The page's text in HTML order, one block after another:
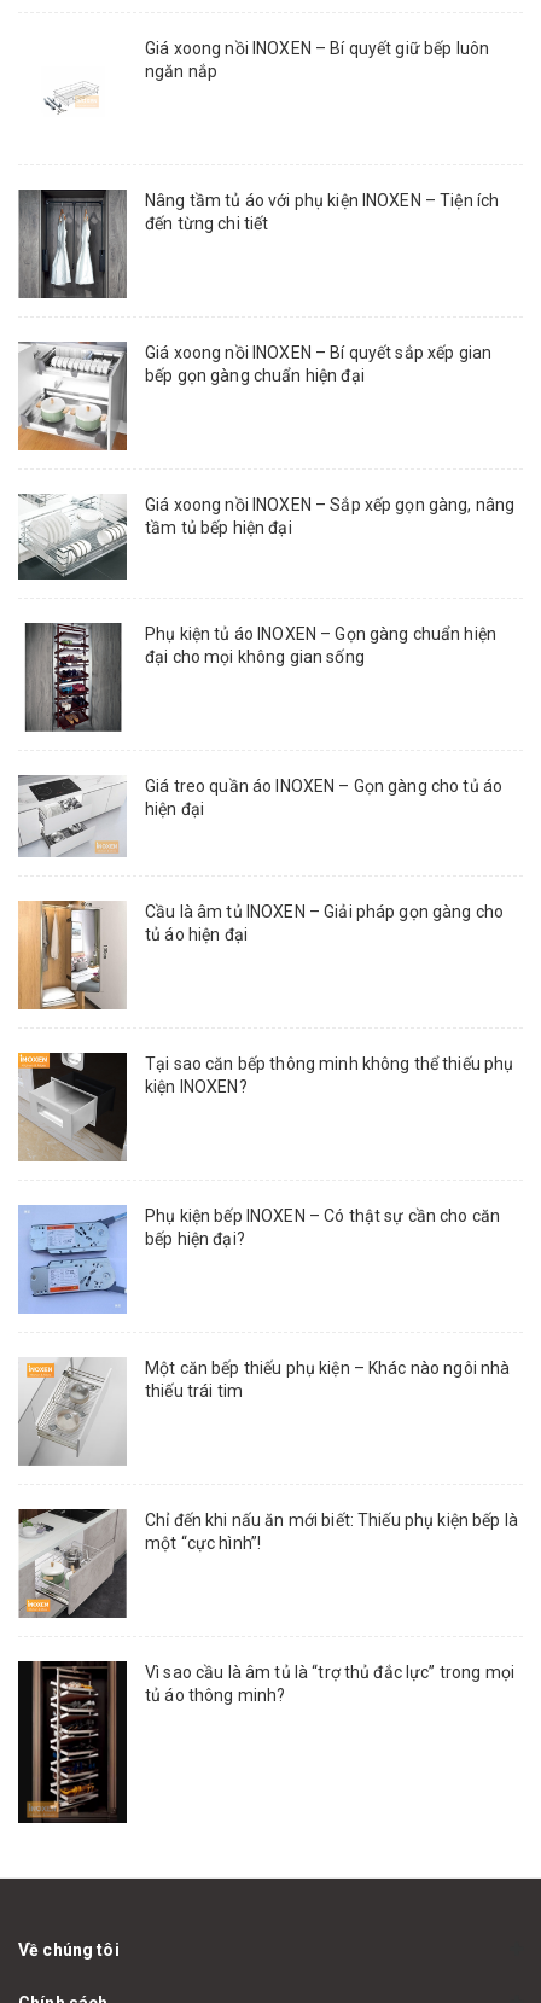
Giá xoong nồi INOXEN – Bí quyết giữ bếp luôn
ngăn nắp
Nâng tầm tủ áo với phụ kiện INOXEN – Tiện ích
đến từng chi tiết
Giá xoong nồi INOXEN – Bí quyết sắp xếp gian
bếp gọn gàng chuẩn hiện đại
Giá xoong nồi INOXEN – Sắp xếp gọn gàng, nâng
tầm tủ bếp hiện đại
Phụ kiện tủ áo INOXEN – Gọn gàng chuẩn hiện
đại cho mọi không gian sống
Giá treo quần áo INOXEN – Gọn gàng cho tủ áo
hiện đại
Cầu là âm tủ INOXEN – Giải pháp gọn gàng cho
tủ áo hiện đại
Tại sao căn bếp thông minh không thể thiếu phụ
kiện INOXEN?
Phụ kiện bếp INOXEN – Có thật sự cần cho căn
bếp hiện đại?
Một căn bếp thiếu phụ kiện – Khác nào ngôi nhà
thiếu trái tim
Chỉ đến khi nấu ăn mới biết: Thiếu phụ kiện bếp là
một “cực hình”!
Vì sao cầu là âm tủ là “trợ thủ đắc lực” trong mọi
tủ áo thông minh?
Về chúng tôi